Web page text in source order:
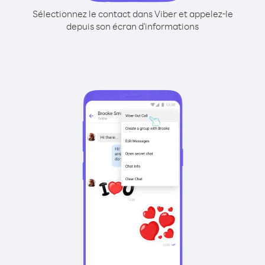
Sélectionnez le contact dans Viber et appelez-le
depuis son écran d'informations